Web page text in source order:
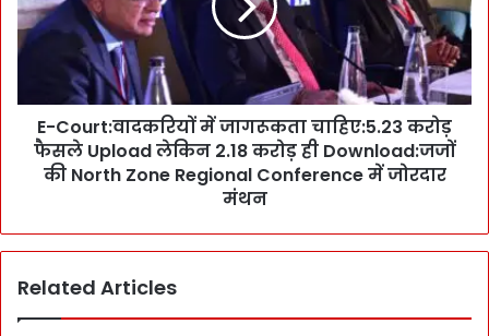
u
r
t
वा
जा
रू
E-Court:वादकरियों में जागरूकता चाहिए:5.23 करोड़
फैसले Upload लेकिन 2.18 करोड़ ही Download:जजों
की North Zone Regional Conference में जोरदार
मंथन
Related Articles